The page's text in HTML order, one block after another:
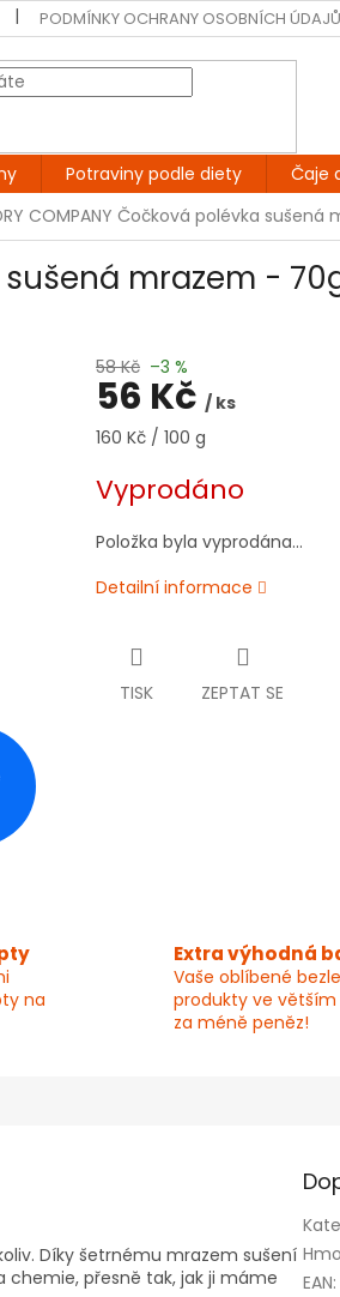
PODMÍNKY OCHRANY OSOBNÍCH ÚDAJŮ
Potraviny podle diety Čaje
DRY COMPANY Čočková polévka
sušená mrazem -
58 Kč –3 %
56 Kč / ks
Měrná
160 Kč / 100 g
Vyprodáno
Položka byla vyprodána…
Detailní informace
TISK ZEPTAT SE
na
Extra výhodná
Vaše oblíbené
produkty ve
za méně peněz!
Díky šetrnému mrazem sušení
přesně tak, jak ji máme
EAN: